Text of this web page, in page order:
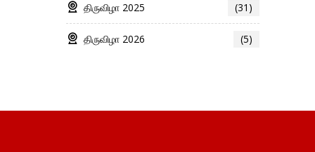
திருவிழா 2025 (31)
திருவிழா 2026 (5)